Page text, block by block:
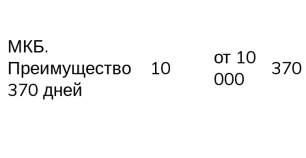
МКБ.
Преимущество
370 дней
10
от 10
000
370